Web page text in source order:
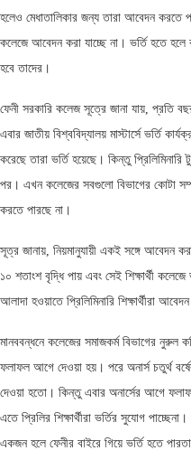
হলেও মেধাতালিকার জন্য তারা আবেদন করতে
কলেজে আবেদন করা যাচ্ছে না। ভর্তি হতে
হবে তাদের।
ফেনী সরকারি কলেজ সূত্রে জানা যায়, প্রতি
এবার জাতীয় বিশ্ববিদ্যালয় মাস্টার্সে ভর্তি
করেছে তারা ভর্তি হয়েছে। কিন্তু প্রিলিমিনারি
পর। এখন কলেজের সবগুলো বিভাগের কোটা
করতে পারছে না।
সূত্র জানায়, নিয়মানুযায়ী একই সঙ্গে আবেদন
১০ শতাংশ বৃদ্ধি পায় এবং সেই শিক্ষার্থী
আলাদা হওয়াতে প্রিলিমিনারি শিক্ষার্থীরা
মানববন্ধনে কলেজের সমাজকর্ম বিভাগের নুরুল
ফলাফল আগে দেওয়া হয়। পরে অনার্স চতুর্থ
দেওয়া হতো। কিন্তু এবার অনার্সের আগে
এতে প্রিলির শিক্ষার্থীরা ভর্তির সুযোগ
একজন হলে ফেনীর বাইরে গিয়ে ভর্তি হতে